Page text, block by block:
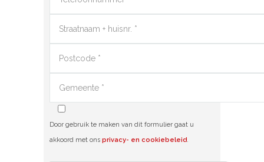
Door gebruik te maken van dit formulier gaat u
akkoord met ons privacy- en cookiebeleid.